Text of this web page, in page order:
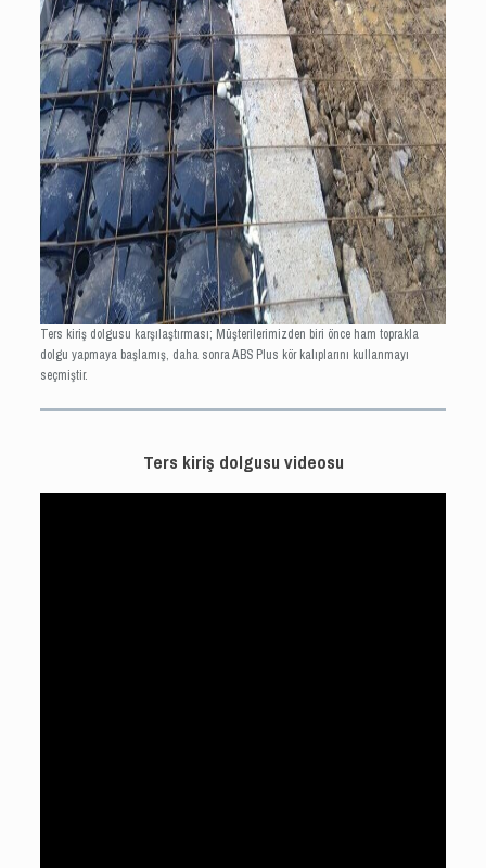
Ters kiriş dolgusu karşılaştırması; Müşterilerimizden biri önce ham toprakla
dolgu yapmaya başlamış, daha sonra ABS Plus kör kalıplarını kullanmayı
seçmiştir.
Ters kiriş dolgusu videosu